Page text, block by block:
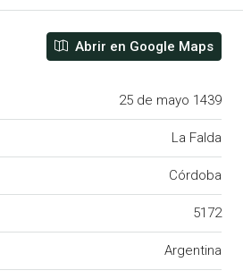
Abrir en Google Maps
25 de mayo 1439
La Falda
Córdoba
5172
Argentina